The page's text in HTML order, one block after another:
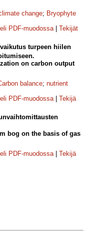
change; Bryophyte
PDF-muodossa| Tekijät
turpeen hiilen
on carbon output
balance; nutrient
PDF-muodossa| Tekijä
bog on the basis of gas
PDF-muodossa| Tekijä